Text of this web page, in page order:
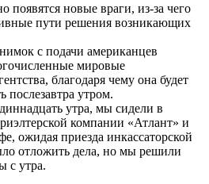
появятся новые враги, из-за чего
пути решения возникающих
с подачи американцев
мировые
благодаря чему она будет
послезавтра утром.
утра, мы сидели в
компании «Атлант» и
ожидая приезда инкассаторской
отложить дела, но мы решили
с утра.